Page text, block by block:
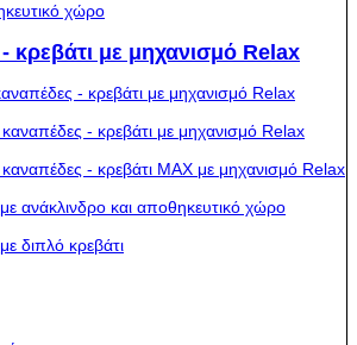
χώρο
κρεβάτι με μηχανισμό Relax
- κρεβάτι με μηχανισμό Relax
καναπέδες - κρεβάτι με μηχανισμό Relax
καναπέδες - κρεβάτι MAX με μηχανισμό Relax
ανάκλινδρο και αποθηκευτικό χώρο
διπλό κρεβάτι